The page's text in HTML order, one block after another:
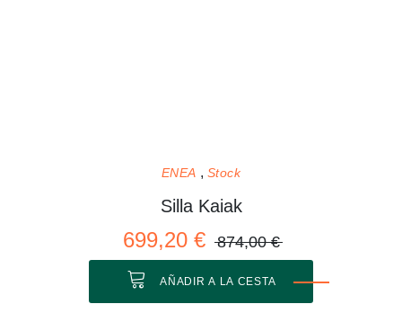
ENEA Stock
Silla Kaiak
699,20 € 874,00 €
AÑADIR A LA CESTA